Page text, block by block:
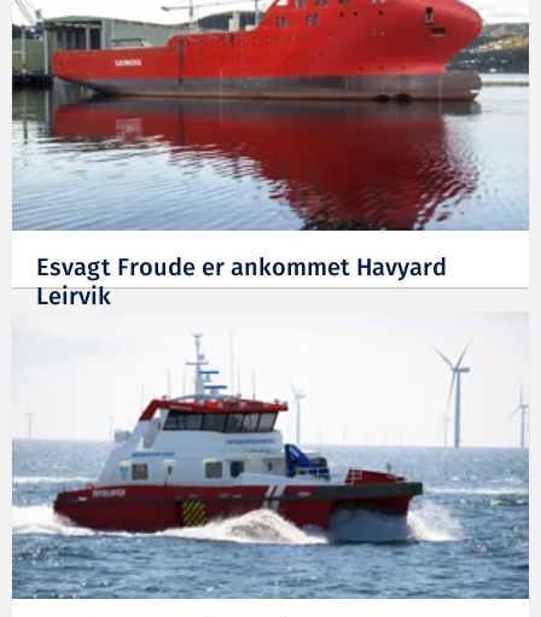
Esvagt Froude er ankommet Havyard
Leirvik